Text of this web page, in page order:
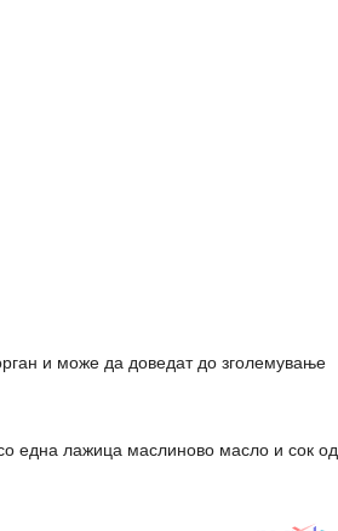
и може да доведат до зголемување
една лажица маслиново масло и сок од